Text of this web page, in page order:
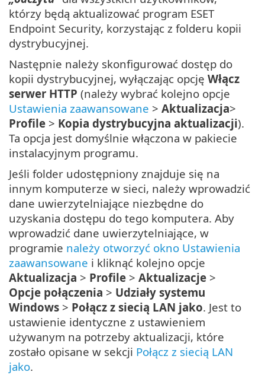
którzy będą aktualizować program ESET
Endpoint Security, korzystając z folderu kopii
dystrybucyjnej.
Następnie należy skonfigurować dostęp do
kopii dystrybucyjnej, wyłączając opcję Włącz
serwer HTTP (należy wybrać kolejno opcje
Ustawienia zaawansowane > Aktualizacja>
Profile > Kopia dystrybucyjna aktualizacji).
Ta opcja jest domyślnie włączona w pakiecie
instalacyjnym programu.
Jeśli folder udostępniony znajduje się na
innym komputerze w sieci, należy wprowadzić
dane uwierzytelniające niezbędne do
uzyskania dostępu do tego komputera. Aby
wprowadzić dane uwierzytelniające, w
programie należy otworzyć okno Ustawienia
zaawansowane i kliknąć kolejno opcje
Aktualizacja > Profile > Aktualizacje >
Opcje połączenia > Udziały systemu
Windows > Połącz z siecią LAN jako. Jest to
ustawienie identyczne z ustawieniem
używanym na potrzeby aktualizacji, które
zostało opisane w sekcji Połącz z siecią LAN
jako.